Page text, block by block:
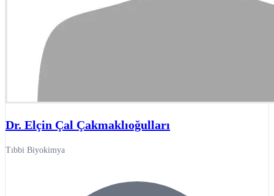
Dr. Elçin Çal Çakmaklıoğulları
Tıbbi Biyokimya